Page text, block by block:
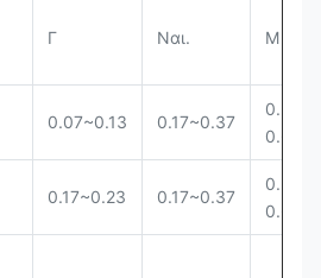
Γ Ναι. Μ
0.07~0.13 0.17~0.37
0.35 ~
0.65
0.17~0.23 0.17~0.37
0.35 ~
0.65